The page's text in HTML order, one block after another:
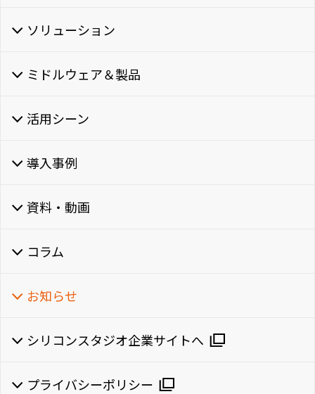
ソリューション
ミドルウェア＆製品
活用シーン
導入事例
資料・動画
コラム
お知らせ
シリコンスタジオ企業サイトへ
プライバシーポリシー